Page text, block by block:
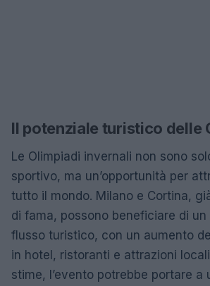
Il potenziale turistico delle
Le Olimpiadi invernali non sono
sportivo, ma un’opportunità per
tutto il mondo. Milano e Cortina,
di fama, possono beneficiare di
flusso turistico, con un aumento
in hotel, ristoranti e attrazioni
stime, l’evento potrebbe portare a